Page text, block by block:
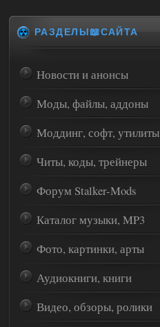
РАЗДЕЛЫ📖САЙТА
Новости и анонсы
Моды, файлы, аддоны
Моддинг, софт, утилиты
Читы, коды, трейнеры
Форум Stalker-Mods
Каталог музыки, MP3
Фото, картинки, арты
Аудиокниги, книги
Видео, обзоры, ролики